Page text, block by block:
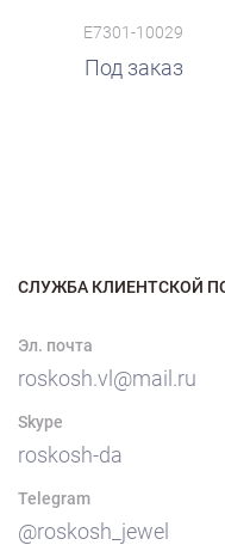
E7301-10029
Под заказ
СЛУЖБА КЛИЕНТСКОЙ
Эл. почта
roskosh.vl@mail.ru
Skype
roskosh-da
Telegram
@roskosh_jewel